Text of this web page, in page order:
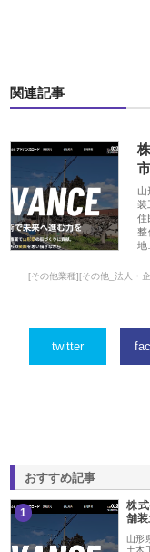
関連記事
山
装
住
整
地
[その他業種][その他_法人・
twitter
おすすめ記事
1
株
舗
山形
土木